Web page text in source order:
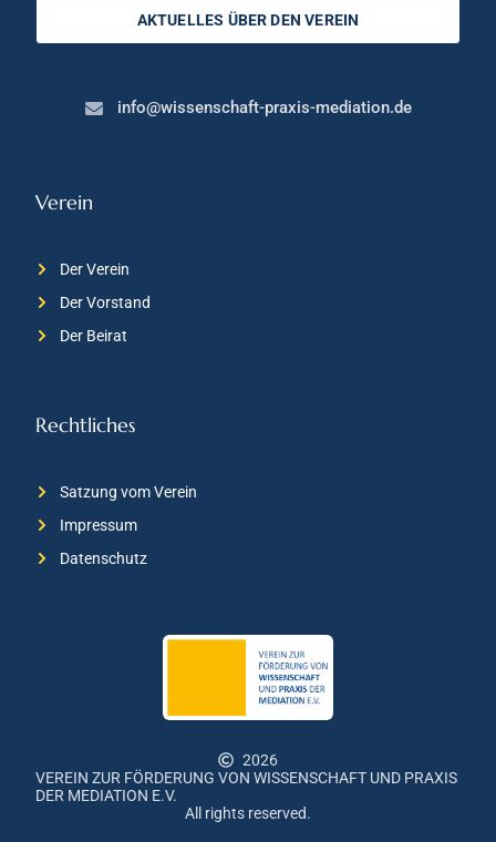
2026
VEREIN ZUR FÖRDERUNG VON WISSENSCHAFT UND PRAXIS
DER MEDIATION E.V.
All rights reserved.
Rechtliches
Satzung vom Verein
Impressum
Datenschutz
Verein
Der Verein
Der Vorstand
Der Beirat
AKTUELLES ÜBER DEN VEREIN
info@wissenschaft-praxis-mediation.de